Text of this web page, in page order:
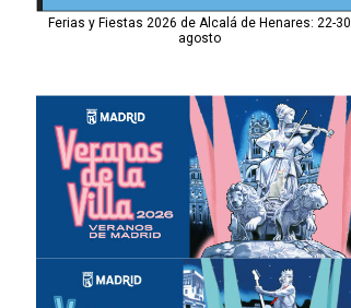
Ferias y Fiestas 2026 de Alcalá de Henares: 22-30
agosto